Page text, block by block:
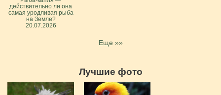
действительно ли она
самая уродливая рыба
на Земле?
20.07.2026
Еще »»
Лучшие фото